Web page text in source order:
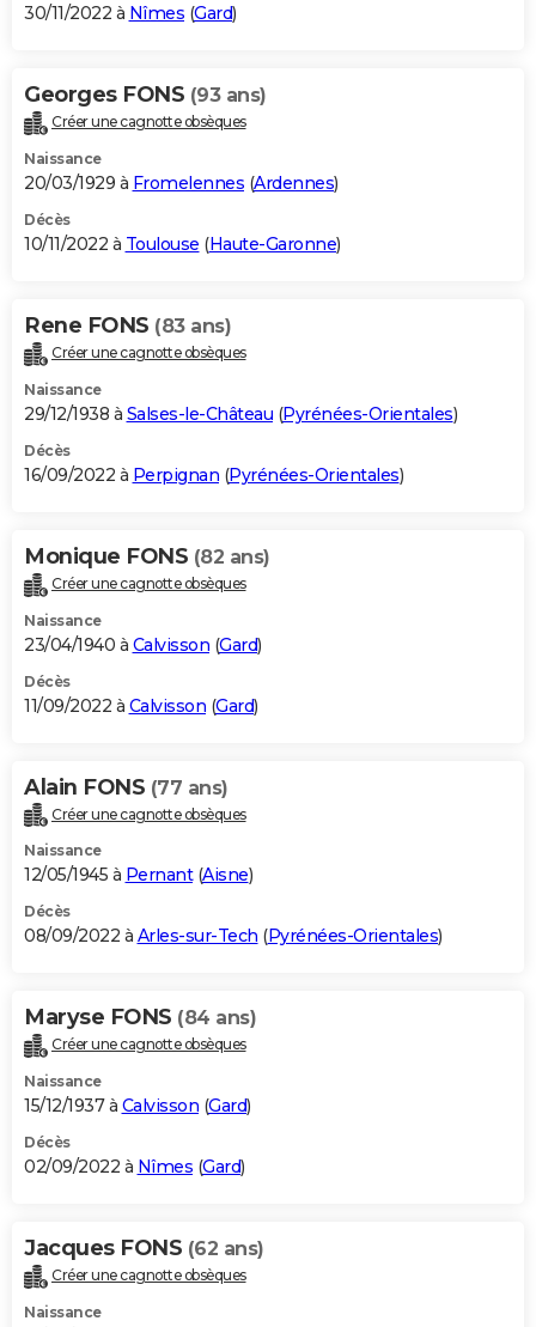
30/11/2022 à Nîmes (Gard)
Georges FONS (93 ans)
Créer une cagnotte obsèques
Naissance
20/03/1929 à Fromelennes (Ardennes)
Décès
10/11/2022 à Toulouse (Haute-Garonne)
Rene FONS (83 ans)
Créer une cagnotte obsèques
Naissance
29/12/1938 à Salses-le-Château (Pyrénées-Orientales)
Décès
16/09/2022 à Perpignan (Pyrénées-Orientales)
Monique FONS (82 ans)
Créer une cagnotte obsèques
Naissance
23/04/1940 à Calvisson (Gard)
Décès
11/09/2022 à Calvisson (Gard)
Alain FONS (77 ans)
Créer une cagnotte obsèques
Naissance
12/05/1945 à Pernant(Aisne)
Décès
08/09/2022 à Arles-sur-Tech (Pyrénées-Orientales)
Maryse FONS (84 ans)
Créer une cagnotte obsèques
Naissance
15/12/1937 à Calvisson (Gard)
Décès
02/09/2022 à Nîmes (Gard)
Jacques FONS (62 ans)
Créer une cagnotte obsèques
Naissance